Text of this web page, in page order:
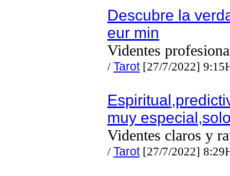
Descubre la
eur min
Videntes
/Tarot[27/7/2022]
muy
Videntes claros y
/Tarot[27/7/2022]